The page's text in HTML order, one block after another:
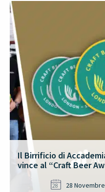
Il Birrificio di
vince al “Craft Beer
28 28